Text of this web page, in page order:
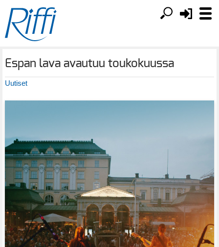
Espan lava avautuu toukokuussa
Uutiset